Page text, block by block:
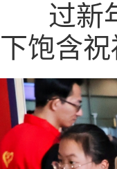
过新年
下饱含